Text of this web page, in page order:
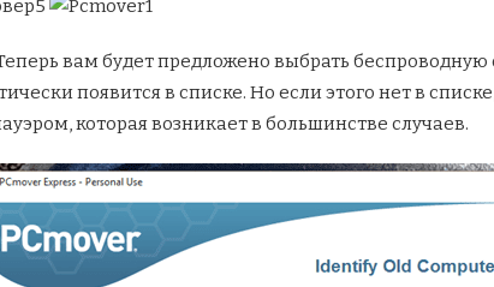
вам будет предложено выбрать беспроводную
появится в списке. Но если этого нет в
которая возникает в большинстве случаев.